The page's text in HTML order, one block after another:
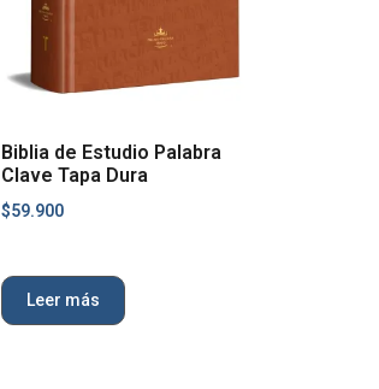
Biblia de Estudio Palabra
Clave Tapa Dura
$59.900
Leer más